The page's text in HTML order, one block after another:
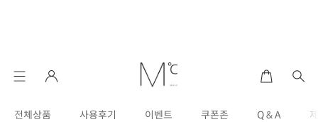
전체상품 사용후기 이벤트 쿠폰존 Q & A